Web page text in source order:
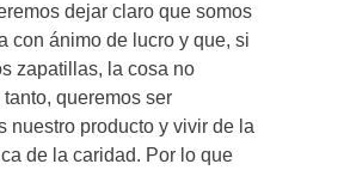
dejar claro que somos
con ánimo de lucro y que, si
zapatillas, la cosa no
tanto, queremos ser
nuestro producto y vivir de la
de la caridad. Por lo que